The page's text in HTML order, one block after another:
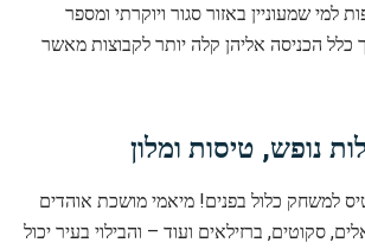
למי שמעוניין באזור סגור ויוקרתי ומספר
כלל הכניסה אליהן קלה יותר לקבוצות מאשר
למשחק כלול בפנים! מיאמי מושכת אוהדים
סקוטים, ברזילאים ועוד – והבילוי בעיר יכול